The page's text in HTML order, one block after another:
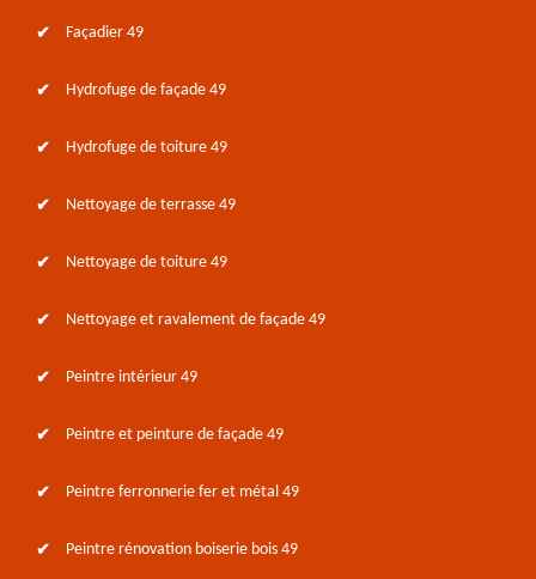
Façadier 49
Hydrofuge de façade 49
Hydrofuge de toiture 49
Nettoyage de terrasse 49
Nettoyage de toiture 49
Nettoyage et ravalement de façade 49
Peintre intérieur 49
Peintre et peinture de façade 49
Peintre ferronnerie fer et métal 49
Peintre rénovation boiserie bois 49